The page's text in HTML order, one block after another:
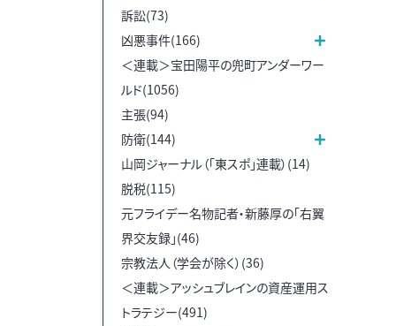
訴訟(73)
凶悪事件(166)
＜連載＞宝田陽平の兜町アンダーワー
ルド(1056)
主張(94)
防衛(144)
山岡ジャーナル（「東スポ」連載）(14)
脱税(115)
元フライデー名物記者・新藤厚の「右翼
界交友録」(46)
宗教法人（学会が除く）(36)
＜連載＞アッシュブレインの資産運用ス
トラテジー(491)